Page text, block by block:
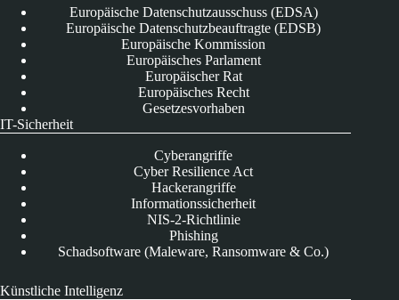
Europäische Datenschutzausschuss (EDSA)
Europäische Datenschutzbeauftragte (EDSB)
Europäische Kommission
Europäisches Parlament
Europäischer Rat
Europäisches Recht
Gesetzesvorhaben
IT-Sicherheit
Cyberangriffe
Cyber Resilience Act
Hackerangriffe
Informationssicherheit
NIS-2-Richtlinie
Phishing
Schadsoftware (Maleware, Ransomware & Co.)
Künstliche Intelligenz